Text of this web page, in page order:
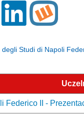
Studi di Napoli
Federico II -